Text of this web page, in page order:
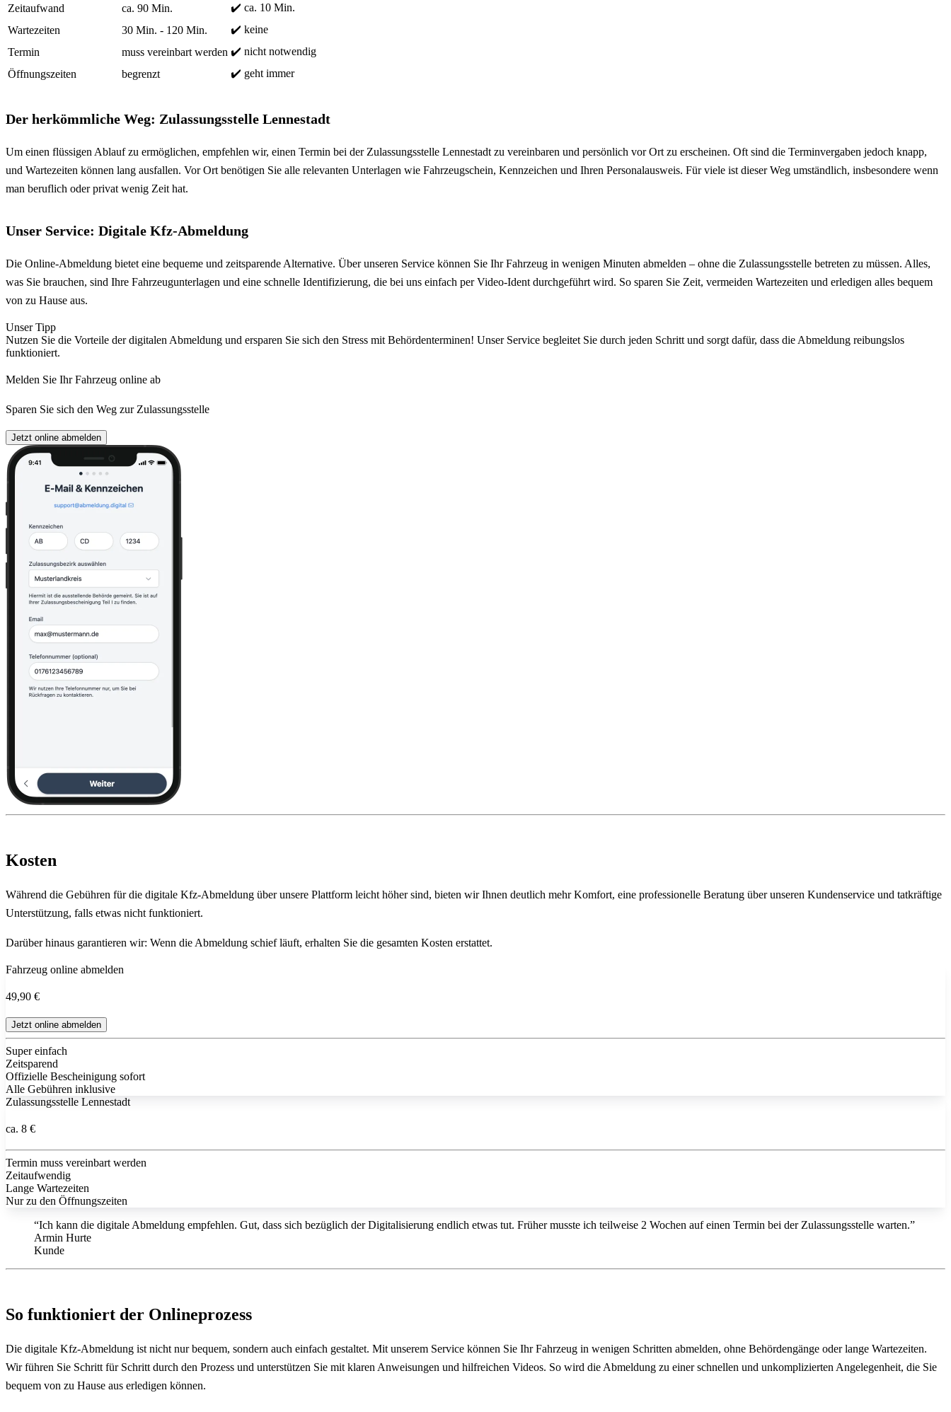
Zeitaufwand
ca. 90 Min.
✔️ ca. 10 Min.
Wartezeiten
30 Min. - 120 Min.
✔️ keine
Termin
muss vereinbart werden ✔️ nicht notwendig
Öffnungszeiten
begrenzt ✔️ geht immer
Der herkömmliche Weg: Zulassungsstelle Lennestadt
Um einen flüssigen Ablauf zu ermöglichen, empfehlen wir, einen Termin bei der Zulassungsstelle Lennestadt zu vereinbaren und persönlich vor Ort zu erscheinen. Oft sind die Terminvergaben jedoch knapp,
und Wartezeiten können lang ausfallen. Vor Ort benötigen Sie alle relevanten Unterlagen wie Fahrzeugschein, Kennzeichen und Ihren Personalausweis. Für viele ist dieser Weg umständlich, insbesondere wenn
man beruflich oder privat wenig Zeit hat.
Unser Service: Digitale Kfz-Abmeldung
Die Online-Abmeldung bietet eine bequeme und zeitsparende Alternative. Über unseren Service können Sie Ihr Fahrzeug in wenigen Minuten abmelden – ohne die Zulassungsstelle betreten zu müssen. Alles,
was Sie brauchen, sind Ihre Fahrzeugunterlagen und eine schnelle Identifizierung, die bei uns einfach per Video-Ident durchgeführt wird. So sparen Sie Zeit, vermeiden Wartezeiten und erledigen alles bequem
von zu Hause aus.
Unser Tipp
Nutzen Sie die Vorteile der digitalen Abmeldung und ersparen Sie sich den Stress mit Behördenterminen! Unser Service begleitet Sie durch jeden Schritt und sorgt dafür, dass die Abmeldung reibungslos
funktioniert.
Melden Sie Ihr Fahrzeug online ab
Sparen Sie sich den Weg zur Zulassungsstelle
Jetzt online abmelden
Kosten
Während die Gebühren für die digitale Kfz-Abmeldung über unsere Plattform leicht höher sind, bieten wir Ihnen deutlich mehr Komfort, eine professionelle Beratung über unseren Kundenservice und tatkräftige
Unterstützung, falls etwas nicht funktioniert.
Darüber hinaus garantieren wir: Wenn die Abmeldung schief läuft, erhalten Sie die gesamten Kosten erstattet.
Fahrzeug online abmelden
49,90 €
Jetzt online abmelden
Super einfach
Zeitsparend
Offizielle Bescheinigung sofort
Alle Gebühren inklusive
Zulassungsstelle Lennestadt
ca. 8 €
Termin muss vereinbart werden
Zeitaufwendig
Lange Wartezeiten
Nur zu den Öffnungszeiten
“Ich kann die digitale Abmeldung empfehlen. Gut, dass sich bezüglich der Digitalisierung endlich etwas tut. Früher musste ich teilweise 2 Wochen auf einen Termin bei der Zulassungsstelle warten.”
Armin Hurte
Kunde
So funktioniert der Onlineprozess
Die digitale Kfz-Abmeldung ist nicht nur bequem, sondern auch einfach gestaltet. Mit unserem Service können Sie Ihr Fahrzeug in wenigen Schritten abmelden, ohne Behördengänge oder lange Wartezeiten.
Wir führen Sie Schritt für Schritt durch den Prozess und unterstützen Sie mit klaren Anweisungen und hilfreichen Videos. So wird die Abmeldung zu einer schnellen und unkomplizierten Angelegenheit, die Sie
bequem von zu Hause aus erledigen können.